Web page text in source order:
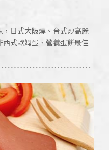
日式大阪燒、台式炒高麗
式歐姆蛋、營養蛋餅最佳